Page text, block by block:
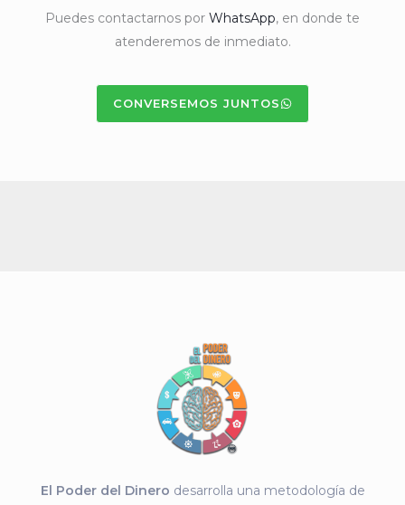
Puedes contactarnos por WhatsApp, en donde te
atenderemos de inmediato.
CONVERSEMOS JUNTOS
El Poder del Dinero desarrolla una metodología de